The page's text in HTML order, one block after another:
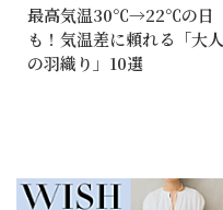
最高気温30℃→22℃の日
も！気温差に頼れる「大人
の羽織り」10選